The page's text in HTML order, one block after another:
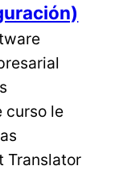
curso le
Translator